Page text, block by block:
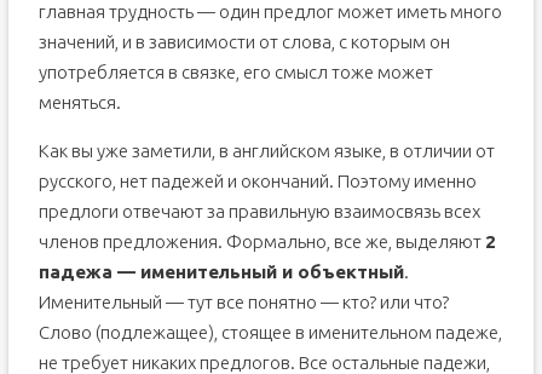
главная трудность — один предлог может иметь много
значений, и в зависимости от слова, с которым он
употребляется в связке, его смысл тоже может
меняться.
Как вы уже заметили, в английском языке, в отличии от
русского, нет падежей и окончаний. Поэтому именно
предлоги отвечают за правильную взаимосвязь всех
членов предложения. Формально, все же, выделяют 2
падежа — именительный и объектный.
Именительный — тут все понятно — кто? или что?
Слово (подлежащее), стоящее в именительном падеже,
не требует никаких предлогов. Все остальные падежи,